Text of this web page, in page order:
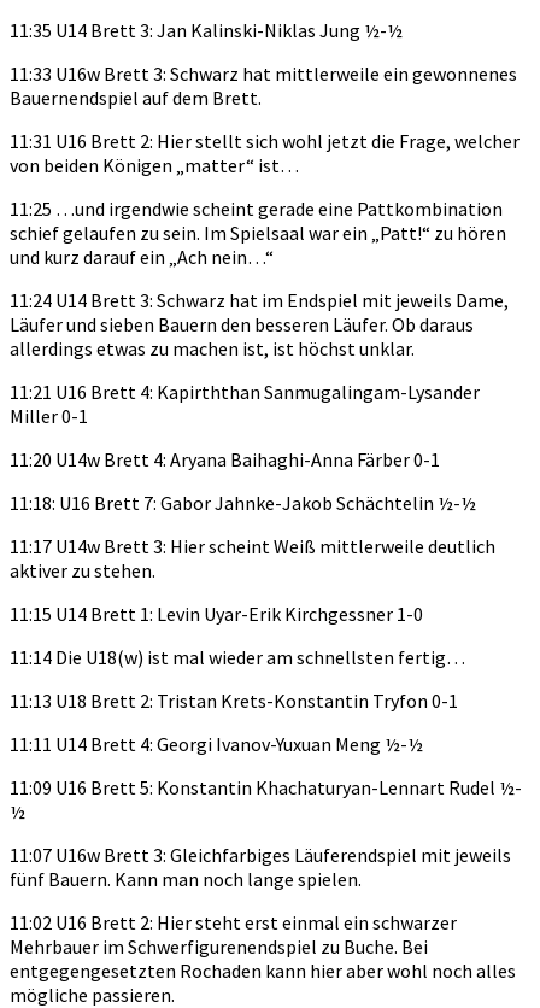
11:35 U14 Brett 3: Jan Kalinski-Niklas Jung ½-½
11:33 U16w Brett 3: Schwarz hat mittlerweile ein gewonnenes
Bauernendspiel auf dem Brett.
11:31 U16 Brett 2: Hier stellt sich wohl jetzt die Frage, welcher
von beiden Königen „matter“ ist…
11:25 …und irgendwie scheint gerade eine Pattkombination
schief gelaufen zu sein. Im Spielsaal war ein „Patt!“ zu hören
und kurz darauf ein „Ach nein…“
11:24 U14 Brett 3: Schwarz hat im Endspiel mit jeweils Dame,
Läufer und sieben Bauern den besseren Läufer. Ob daraus
allerdings etwas zu machen ist, ist höchst unklar.
11:21 U16 Brett 4: Kapirththan Sanmugalingam-Lysander
Miller 0-1
11:20 U14w Brett 4: Aryana Baihaghi-Anna Färber 0-1
11:18: U16 Brett 7: Gabor Jahnke-Jakob Schächtelin ½-½
11:17 U14w Brett 3: Hier scheint Weiß mittlerweile deutlich
aktiver zu stehen.
11:15 U14 Brett 1: Levin Uyar-Erik Kirchgessner 1-0
11:14 Die U18(w) ist mal wieder am schnellsten fertig…
11:13 U18 Brett 2: Tristan Krets-Konstantin Tryfon 0-1
11:11 U14 Brett 4: Georgi Ivanov-Yuxuan Meng ½-½
11:09 U16 Brett 5: Konstantin Khachaturyan-Lennart Rudel ½-
½
11:07 U16w Brett 3: Gleichfarbiges Läuferendspiel mit jeweils
fünf Bauern. Kann man noch lange spielen.
11:02 U16 Brett 2: Hier steht erst einmal ein schwarzer
Mehrbauer im Schwerfigurenendspiel zu Buche. Bei
entgegengesetzten Rochaden kann hier aber wohl noch alles
mögliche passieren.